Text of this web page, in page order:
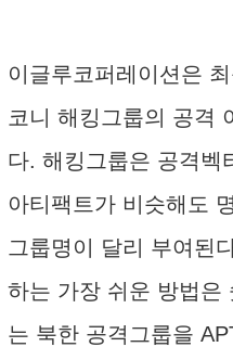
이글루코퍼레이션은
코니 해킹그룹의 공격
다. 해킹그룹은 공격벡
아티팩트가 비슷해도
그룹명이 달리 부여된
하는 가장 쉬운 방법은
는 북한 공격그룹을